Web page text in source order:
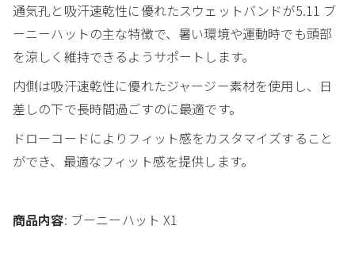
通気孔と吸汗速乾性に優れたスウェットバンドが5.11 ブ
ーニーハットの主な特徴で、暑い環境や運動時でも頭部
を涼しく維持できるようサポートします。
内側は吸汗速乾性に優れたジャージー素材を使用し、日
差しの下で長時間過ごすのに最適です。
ドローコードによりフィット感をカスタマイズすること
ができ、最適なフィット感を提供します。
商品内容: ブーニーハット X1